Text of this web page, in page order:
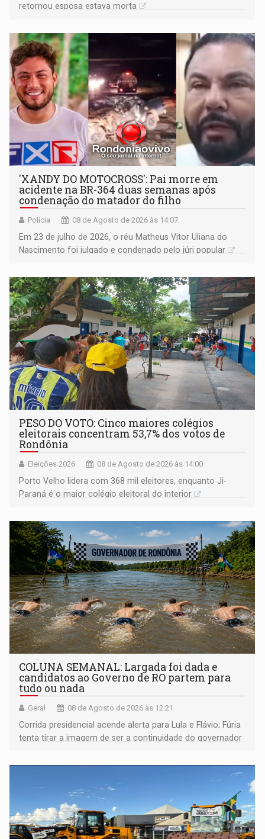
retornou esposa estava morta
'XANDY DO MOTOCROSS': Pai morre em
acidente na BR-364 duas semanas após
condenação do matador do filho
Polícia 08 de Agosto de 2026 às 14:07
Em 23 de julho de 2026, o réu Matheus Vitor Uliana do
Nascimento foi julgado e condenado pelo júri popular
PESO DO VOTO: Cinco maiores colégios
eleitorais concentram 53,7% dos votos de
Rondônia
Eleições 2026 08 de Agosto de 2026 às 14:00
Porto Velho lidera com 368 mil eleitores, enquanto Ji-
Paraná é o maior colégio eleitoral do interior
COLUNA SEMANAL: Largada foi dada e
candidatos ao Governo de RO partem para
tudo ou nada
Geral 08 de Agosto de 2026 às 12:21
Corrida presidencial acende alerta para Lula e Flávio; Fúria
tenta tirar a imagem de ser a continuidade do governador
não ter entrado no modo eleição; ABAV faz evento em